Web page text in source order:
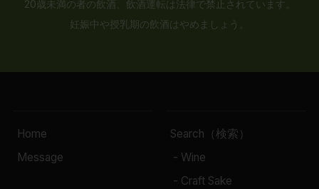
20歳未満の者の飲酒、飲酒運転は法律で禁止されています。
妊娠中や授乳期の飲酒はやめましょう。
Home
Message
Search（検索）
- Wine
- Craft Sake